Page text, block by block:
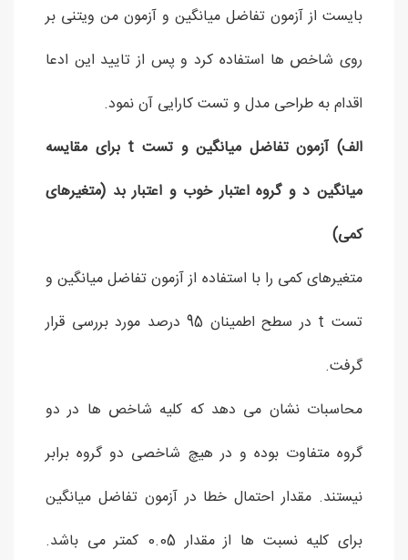
بایست از آزمون تفاضل میانگین و آزمون من ویتنی بر
روی شاخص ها استفاده کرد و پس از تایید این ادعا
اقدام به طراحی مدل و تست کارایی آن نمود.
الف) آزمون تفاضل میانگین و تست t برای مقایسه
میانگین د و گروه اعتبار خوب و اعتبار بد (متغیرهای
کمی)
متغیرهای کمی را با استفاده از آزمون تفاضل میانگین و
تست t در سطح اطمینان 95 درصد مورد بررسی قرار
گرفت.
محاسبات نشان می دهد که کلیه شاخص ها در دو
گروه متفاوت بوده و در هیچ شاخصی دو گروه برابر
نیستند. مقدار احتمال خطا در آزمون تفاضل میانگین
برای کلیه نسبت ها از مقدار 0.05 کمتر می باشد.